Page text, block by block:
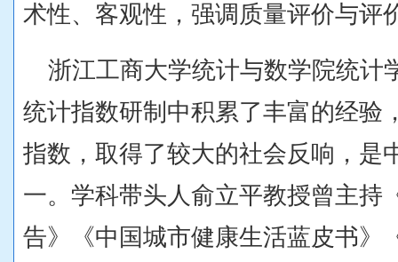
术性、客观性，强调质量评价与评
浙江工商大学统计与数学院统计
统计指数研制中积累了丰富的经验
指数，取得了较大的社会反响，是
一。学科带头人俞立平教授曾主持
告》《中国城市健康生活蓝皮书》